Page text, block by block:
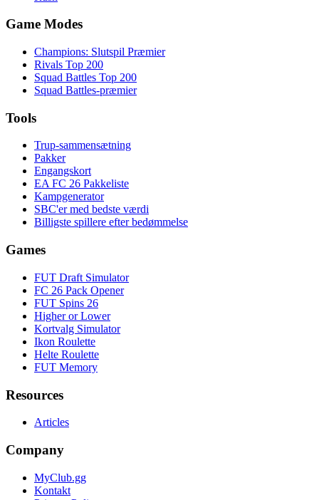
Game Modes
Champions: Slutspil Præmier
Rivals Top 200
Squad Battles Top 200
Squad Battles-præmier
Tools
Trup-sammensætning
Pakker
Engangskort
EA FC 26 Pakkeliste
Kampgenerator
SBC'er med bedste værdi
Billigste spillere efter bedømmelse
Games
FUT Draft Simulator
FC 26 Pack Opener
FUT Spins 26
Higher or Lower
Kortvalg Simulator
Ikon Roulette
Helte Roulette
FUT Memory
Resources
Articles
Company
MyClub.gg
Kontakt